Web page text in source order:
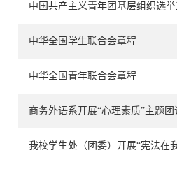
中国共产主义青年团基层组织选举
中华全国学生联合会章程
中华全国青年联合会章程
商务外语系开展“心理素质”主题团